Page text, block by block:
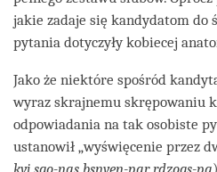
jakie zadaje się kandydatom do
pytania dotyczyły kobiecej
Jako że niektóre spośród
wyraz skrajnemu skrępowaniu
odpowiadania na tak osobiste
ustanowił „wyświęcenie przez